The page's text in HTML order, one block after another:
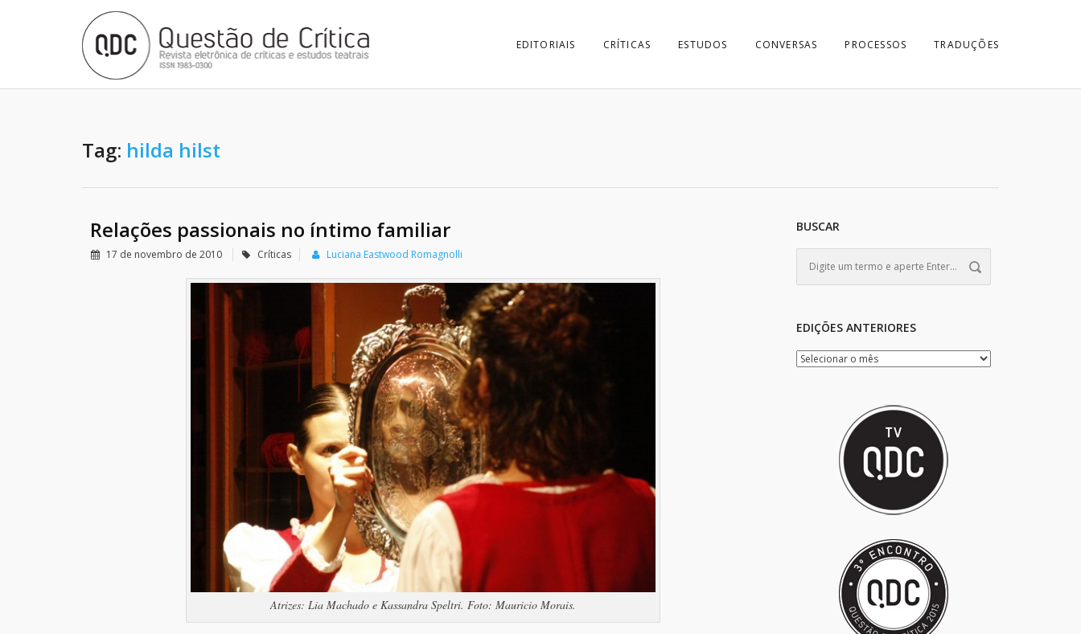
EDITORIAIS CRÍTICAS ESTUDOS CONVERSAS PROCESSOS TRADUÇÕES
Tag: hilda hilst
Relações passionais no íntimo familiar
17 de novembro de 2010 Críticas Luciana Eastwood Romagnolli
Atrizes: Lia Machado e Kassandra Speltri. Foto: Mauricio Morais.
BUSCAR
EDIÇÕES ANTERIORES